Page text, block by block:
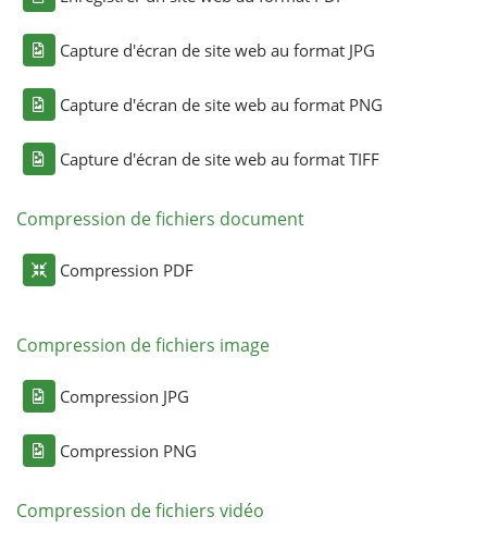
Capture d'écran de site web au format JPG
Capture d'écran de site web au format PNG
Capture d'écran de site web au format TIFF
Compression de fichiers document
Compression PDF
Compression de fichiers image
Compression JPG
Compression PNG
Compression de fichiers vidéo